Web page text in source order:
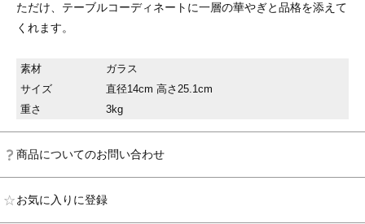
ただけ、テーブルコーディネートに一層の華やぎと品格を添えて
くれます。
素材
ガラス
サイズ
直径14cm 高さ25.1cm
重さ
3kg
商品についてのお問い合わせ
お気に入りに登録